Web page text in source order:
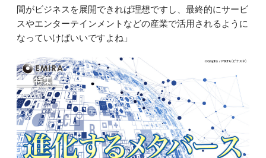
間がビジネスを展開できれば理想ですし、最終的にサービ
スやエンターテインメントなどの産業で活用されるように
なっていけばいいですよね」